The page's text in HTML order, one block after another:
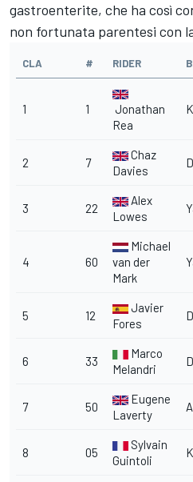
gastroenterite, che ha così
non fortunata parentesi con
CLA # RIDER
1 1
Jonathan
Rea
2 7
Chaz
Davies
3 22
Alex
Lowes
4 60
Michael
van der
Mark
5 12
Javier
Fores
6 33
Marco
Melandri
7 50
Eugene
Laverty
8 05
Sylvain
Guintoli